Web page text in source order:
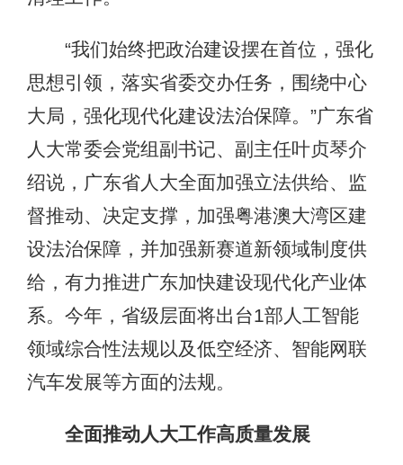
“我们始终把政治建设摆在首位，强化
思想引领，落实省委交办任务，围绕中心
大局，强化现代化建设法治保障。”广东省
人大常委会党组副书记、副主任叶贞琴介
绍说，广东省人大全面加强立法供给、监
督推动、决定支撑，加强粤港澳大湾区建
设法治保障，并加强新赛道新领域制度供
给，有力推进广东加快建设现代化产业体
系。今年，省级层面将出台1部人工智能
领域综合性法规以及低空经济、智能网联
汽车发展等方面的法规。
全面推动人大工作高质量发展